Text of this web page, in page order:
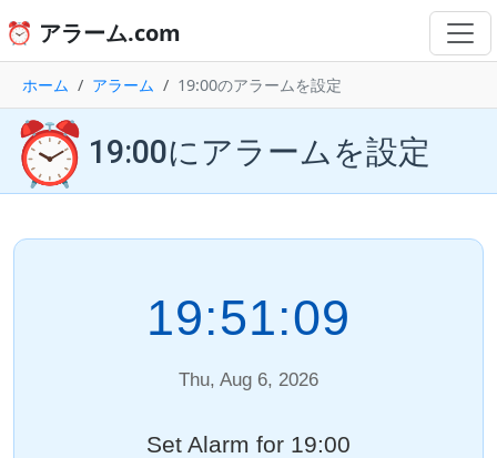
⏰ アラーム.com
ホーム アラーム 19:00のアラームを設定
⏰ 19:00にアラームを設定
19:51:09
Thu, Aug 6, 2026
Set Alarm for 19:00